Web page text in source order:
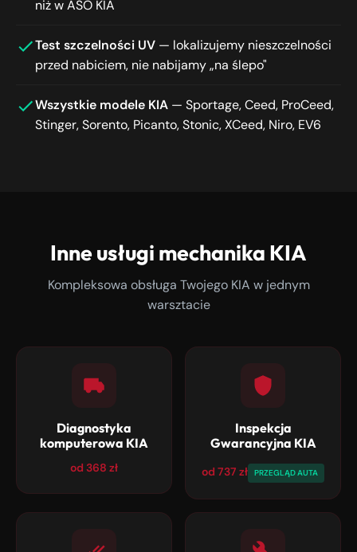
niż w ASO KIA
Test szczelności UV — lokalizujemy nieszczelności
przed nabiciem, nie nabijamy „na ślepo"
Wszystkie modele KIA — Sportage, Ceed, ProCeed,
Stinger, Sorento, Picanto, Stonic, XCeed, Niro, EV6
Inne usługi mechanika KIA
Kompleksowa obsługa Twojego KIA w jednym
warsztacie
Diagnostyka
komputerowa KIA
od 368 zł
Inspekcja
Gwarancyjna KIA
od 737 zł PRZEGLĄD AUTA